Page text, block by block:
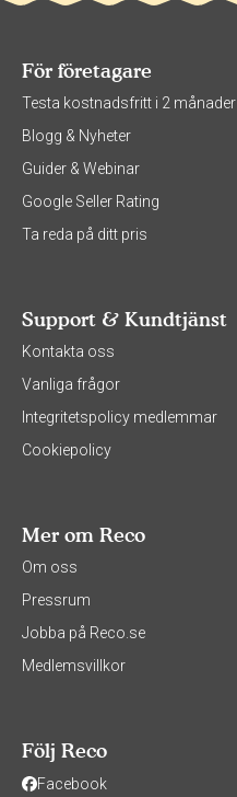
För företagare
Testa kostnadsfritt i 2 månader
Blogg & Nyheter
Guider & Webinar
Google Seller Rating
Ta reda på ditt pris
Support & Kundtjänst
Kontakta oss
Vanliga frågor
Integritetspolicy medlemmar
Cookiepolicy
Mer om Reco
Om oss
Pressrum
Jobba på Reco.se
Medlemsvillkor
Följ Reco
Facebook